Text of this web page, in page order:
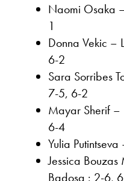
Naomi Osaka
1
Donna Vekic –
6-2
Sara Sorribes
7-5, 6-2
Mayar Sherif –
6-4
Yulia
Jessica
Badosa : 2-6,